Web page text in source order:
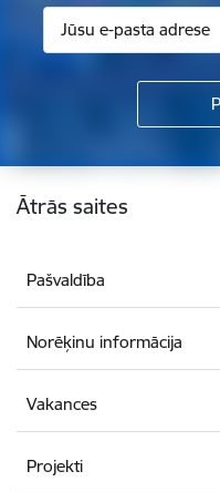
Kājene
Ātrās saites
Pašvaldība
Norēķinu informācija
Vakances
Projekti